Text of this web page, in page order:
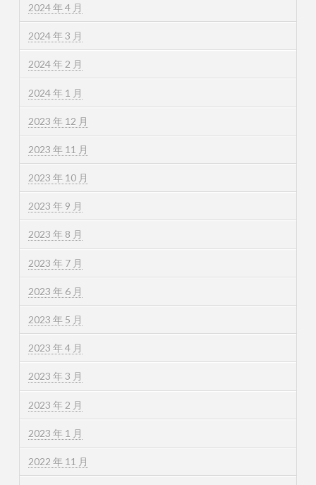
2024 年 4 月
2024 年 3 月
2024 年 2 月
2024 年 1 月
2023 年 12 月
2023 年 11 月
2023 年 10 月
2023 年 9 月
2023 年 8 月
2023 年 7 月
2023 年 6 月
2023 年 5 月
2023 年 4 月
2023 年 3 月
2023 年 2 月
2023 年 1 月
2022 年 11 月